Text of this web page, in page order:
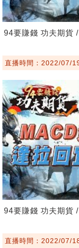
94要賺錢 功夫期貨
直播時間：2022/07/
94要賺錢 功夫期貨
直播時間：2022/07/